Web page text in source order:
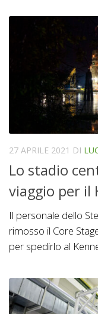
27 APRILE 2021 DI
Lo stadio
viaggio per il
Il personale dello
rimosso il Core
per spedirlo al